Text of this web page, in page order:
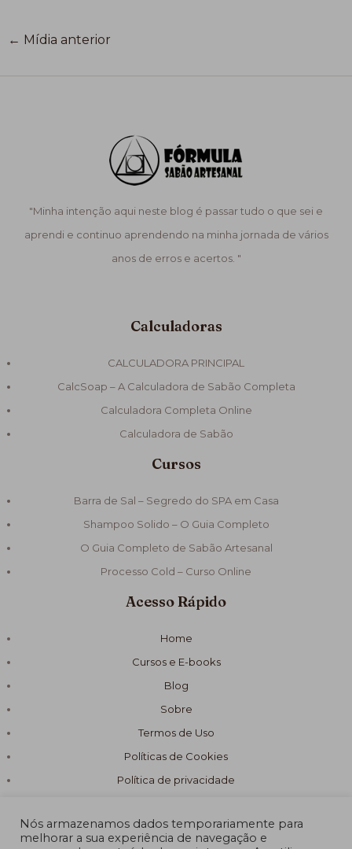
← Mídia anterior
"Minha intenção aqui neste blog é passar tudo o que sei e
aprendi e continuo aprendendo na minha jornada de vários
anos de erros e acertos. "
Calculadoras
CALCULADORA PRINCIPAL
CalcSoap – A Calculadora de Sabão Completa
Calculadora Completa Online
Calculadora de Sabão
Cursos
Barra de Sal – Segredo do SPA em Casa
Shampoo Solido – O Guia Completo
O Guia Completo de Sabão Artesanal
Processo Cold – Curso Online
Acesso Rápido
Home
Cursos e E-books
Blog
Sobre
Termos de Uso
Políticas de Cookies
Política de privacidade
Nós armazenamos dados temporariamente para
melhorar a sua experiência de navegação e